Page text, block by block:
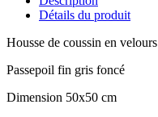
Détails du produit
Housse de coussin en velours
Passepoil fin gris foncé
Dimension 50x50 cm